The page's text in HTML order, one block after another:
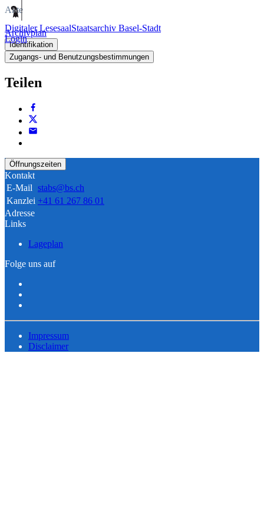
Digitaler LesesaalStaatsarchiv Basel-Stadt
Login
Akte
Archivplan
Identifikation
Zugangs- und Benutzungsbestimmungen
Teilen
Öffnungszeiten
Kontakt
E-Mail stabs@bs.ch
Kanzlei +41 61 267 86 01
Adresse
Links
Lageplan
Folge uns auf
Impressum
Disclaimer